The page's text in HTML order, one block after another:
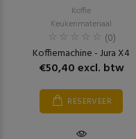
Koffie
Keukenmateriaal
(0)
Koffiemachine - Jura X4
€50,40 excl. btw
RESERVEER